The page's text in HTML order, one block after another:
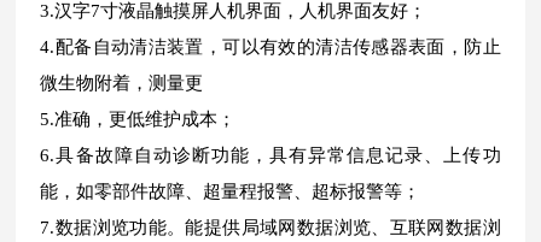
3.汉字7寸液晶触摸屏人机界面，人机界面友好；
4.配备自动清洁装置，可以有效的清洁传感器表面，防止
微生物附着，测量更
5.准确，更低维护成本；
6.具备故障自动诊断功能，具有异常信息记录、上传功
能，如零部件故障、超量程报警、超标报警等；
7.数据浏览功能。能提供局域网数据浏览、互联网数据浏